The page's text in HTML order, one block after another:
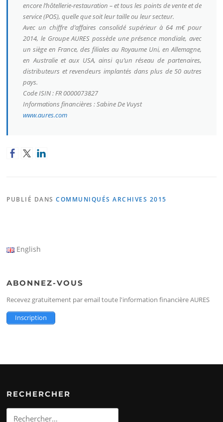
encore l’hôtellerie-restauration – et tous les points de vente et de
service (POS), quelle que soit leur taille ou leur secteur.
Avec un chiffre d’affaires consolidé supérieur à 64 m€ pour
2014, le Groupe AURES possède une présence mondiale, avec
un siège en France, des filiales au Royaume Uni, en Allemagne,
en Australie et aux USA, ainsi qu’un réseau de partenaires,
distributeurs et revendeurs implantés dans plus de 50 autres
pays.
Code ISIN : FR 0000073827
Informations financières : Sabine De Vuyst
www.aures.com
PUBLIÉ DANSCOMMUNIQUÉS ARCHIVES 2015
English
ABONNEZ-VOUS
Recevez gratuitement par email toute l'information financière AURES
Inscription
RECHERCHER
Rechercher